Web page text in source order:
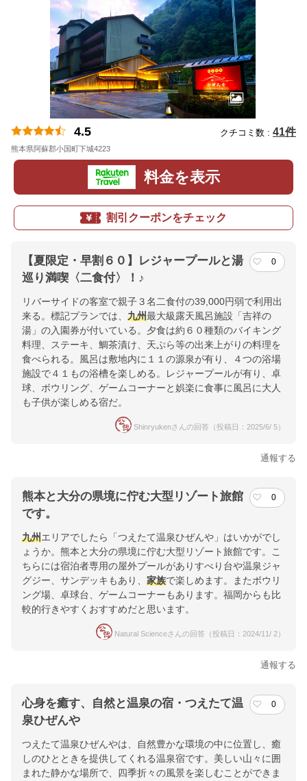
4.5 クチコミ数 : 41件
熊本県阿蘇郡小国町下城4223
料金を表示
割引クーポンをチェック
【夏限定・早割６０】レジャープールと湯
巡り満喫〈二食付〉！♪
0
リバーサイドの客室で親子３名二食付の39,000円弱で利用出
来る。標記プランでは、 九州最大級露天風呂施設「吉祥の
湯」の入園券が付いている。夕食は約６０種類のバイキング
料理、ステーキ、鯛茶漬け、天ぷら等の出来上がりの料理を
食べられる。風呂は敷地内に１１の源泉が有り、４つの浴場
施設で４１もの浴槽を楽しめる。レジャープールが有り、卓
球、ボウリング、ゲームコーナーと娯楽に食事に風呂に大人
も子供が楽しめる宿だ。
Shinryukenさんの回答（投稿日：2025/6/ 5）
通報する
熊本と大分の県境に佇む大型リゾート旅館
です。
0
九州エリアでしたら「つえたて温泉ひぜんや」はいかがでし
ょうか。熊本と大分の県境に佇む大型リゾート旅館です。こ
ちらには宿泊者専用の屋外プールがありすべり台や温泉ジャ
グジー、サンデッキもあり、 家族で楽しめます。またボウリ
ング場、卓球台、ゲームコーナーもあります。福岡からも比
較的行きやすくおすすめだと思います。
Natural Scienceさんの回答（投稿日：2024/11/ 2）
通報する
心身を癒す、自然と温泉の宿・つえたて温
泉ひぜんや
0
つえたて温泉ひぜんやは、自然豊かな環境の中に位置し、癒
しのひとときを提供してくれる温泉宿です。美しい山々に囲
まれた静かな場所で、四季折々の風景を楽しむことができま